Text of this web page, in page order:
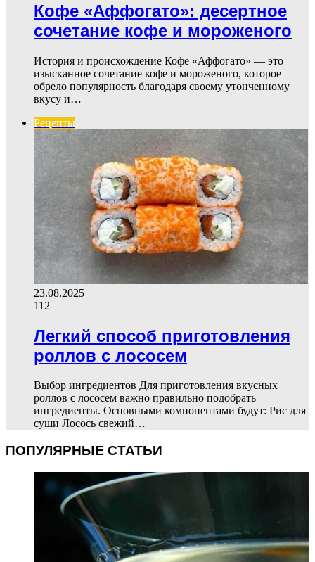
Кофе «Аффогато»: десертное
сочетание кофе и мороженого
История и происхождение Кофе «Аффогато» — это
изысканное сочетание кофе и мороженого, которое
обрело популярность благодаря своему утонченному
вкусу и…
Рецепты
23.08.2025
112
Легкий способ приготовления
роллов с лососем
Выбор ингредиентов Для приготовления вкусных
роллов с лососем важно правильно подобрать
ингредиенты. Основными компонентами будут: Рис для
суши Лосось свежий…
ПОПУЛЯРНЫЕ СТАТЬИ